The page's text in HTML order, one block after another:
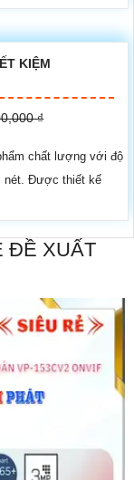
KIỆM
₫
chất lượng với độ
nét. Được thiết kế
ĐỀ XUẤT